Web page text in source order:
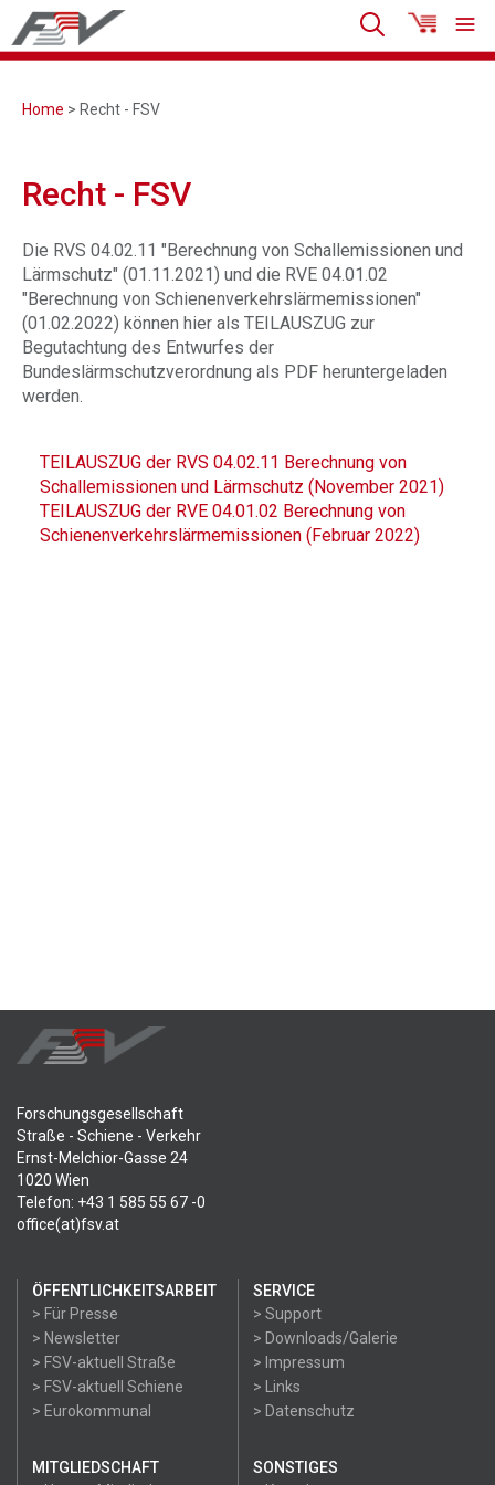
Home > Recht - FSV
Recht - FSV
Die RVS 04.02.11 "Berechnung von Schallemissionen und
Lärmschutz" (01.11.2021) und die RVE 04.01.02
"Berechnung von Schienenverkehrslärmemissionen"
(01.02.2022) können hier als TEILAUSZUG zur
Begutachtung des Entwurfes der
Bundeslärmschutzverordnung als PDF heruntergeladen
werden.
TEILAUSZUG der RVS 04.02.11 Berechnung von
Schallemissionen und Lärmschutz (November 2021)
TEILAUSZUG der RVE 04.01.02 Berechnung von
Schienenverkehrslärmemissionen (Februar 2022)
Forschungsgesellschaft
Straße - Schiene - Verkehr
Ernst-Melchior-Gasse 24
1020 Wien
Telefon: +43 1 585 55 67 -0
office(at)fsv.at
ÖFFENTLICHKEITSARBEIT
> Für Presse
> Newsletter
> FSV-aktuell Straße
> FSV-aktuell Schiene
> Eurokommunal
SERVICE
> Support
> Downloads/Galerie
> Impressum
> Links
> Datenschutz
MITGLIEDSCHAFT
SONSTIGES